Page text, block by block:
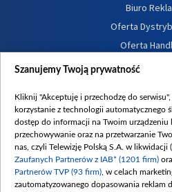
Biuro
Oferta
Oferta
Dostępność
Procedura zgłoszeń
Szanujemy Twoją prywatność
Kliknij "Akceptuję i przechodzę do
korzystanie z technologii automatycznego
dostęp do informacji na Twoim urządzeniu
przechowywanie oraz na przetwarzanie
nas, czyli Telewizję Polską S.A. w likwidacji
Zaufanych Partnerów z IAB* (1201 firm)
Partnerów TVP (93 firm) , w celach
zautomatyzowanego dopasowania reklam